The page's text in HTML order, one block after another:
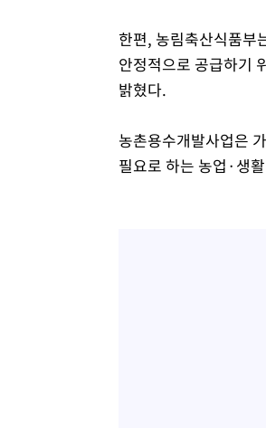
한편, 농림축산식품부
안정적으로 공급하기
밝혔다.
농촌용수개발사업은
필요로 하는 농업·생